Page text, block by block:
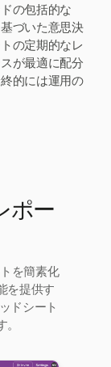
の包括的な
づいた意思決
の定期的なレ
が最適に配分
的には運用の
ポー
を簡素化
を提供す
ドシート